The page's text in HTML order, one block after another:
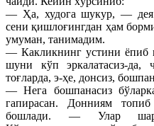
— Ҳа, худога шукур, —
сени қишлоғингдан ҳам
умуман, танимадим.
— Какликнинг устини ёпиб
шуни кўп эркалатасиз-да,
тоғларда, э-ҳе, донсиз,
— Нега бошпанасиз
гапирасан. Донниям
бошлади. — Улар